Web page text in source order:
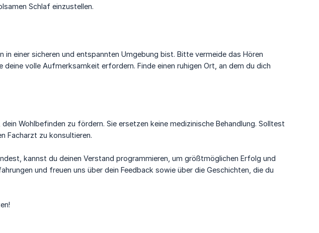
Schlaf einzustellen.
einer sicheren und entspannten Umgebung bist. Bitte vermeide das Hören
volle Aufmerksamkeit erfordern. Finde einen ruhigen Ort, an dem du dich
Wohlbefinden zu fördern. Sie ersetzen keine medizinische Behandlung. Solltest
Facharzt zu konsultieren.
kannst du deinen Verstand programmieren, um größtmöglichen Erfolg und
und freuen uns über dein Feedback sowie über die Geschichten, die du